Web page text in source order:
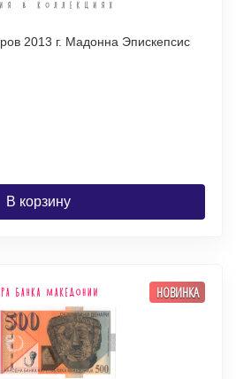
2013 г. Мадонна Эпискепсис
В корзину
НОВИНКА